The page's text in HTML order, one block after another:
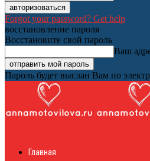
Forgot your password? Get help
восстановление пароля
Восстановите свой пароль
Ваш
Пароль будет выслан Вам по
журналГлавная